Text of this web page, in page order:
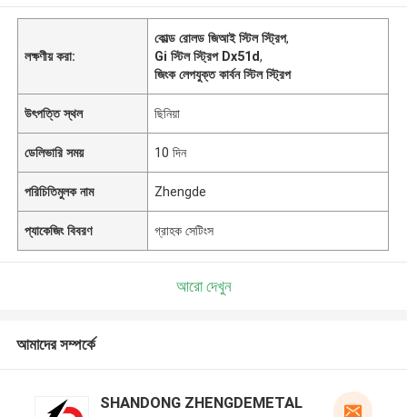
লক্ষণীয় করা:
কোল্ড রোলড জিআই স্টিল স্ট্রিপ,
Gi স্টিল স্ট্রিপ Dx51d,
জিংক লেপযুক্ত কার্বন স্টিল স্ট্রিপ
উৎপত্তি স্থল ছিনিয়া
ডেলিভারি সময় 10 দিন
পরিচিতিমুলক নাম Zhengde
প্যাকেজিং বিবরণ গ্রাহক সেটিংস
আরো দেখুন
আমাদের সম্পর্কে
SHANDONG ZHENGDEMETAL